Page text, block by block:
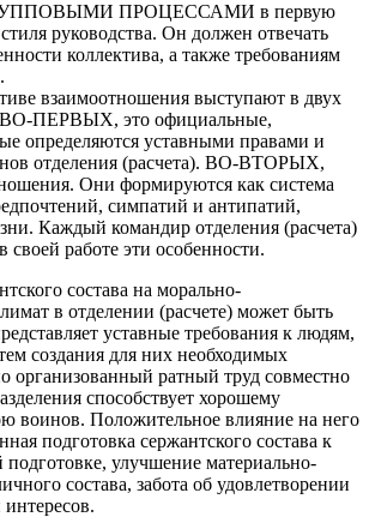
ПРОЦЕССАМИ в первую
руководства. Он должен отвечать
коллектива, а также требованиям
взаимоотношения выступают в двух
ВО-ПЕРВЫХ, это официальные,
определяются уставными правами и
отделения (расчета). ВО-ВТОРЫХ,
Они формируются как система
симпатий и антипатий,
Каждый командир отделения (расчета)
своей работе эти особенности.
состава на морально-
в отделении (расчете) может быть
уставные требования к людям,
создания для них необходимых
организованный ратный труд совместно
способствует хорошему
воинов. Положительное влияние на него
подготовка сержантского состава к
подготовке, улучшение материально-
состава, забота об удовлетворении